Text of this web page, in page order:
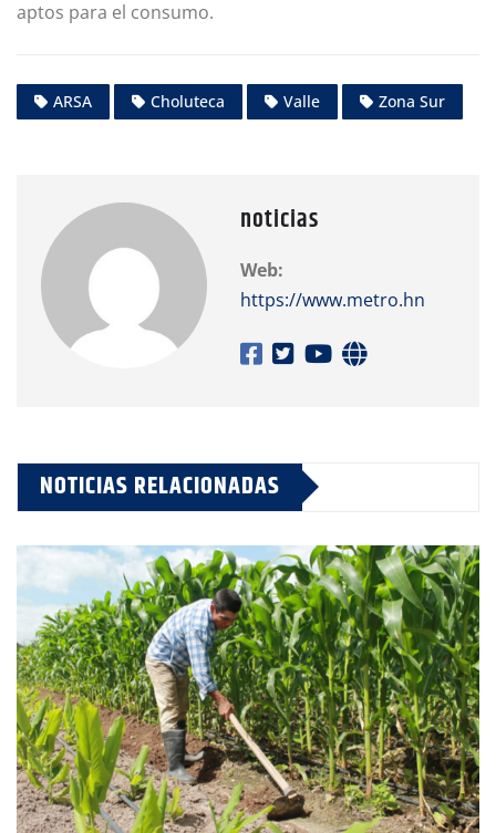
aptos para el consumo.
ARSA Choluteca Valle Zona Sur
noticias
Web:
https://www.metro.hn
NOTICIAS RELACIONADAS